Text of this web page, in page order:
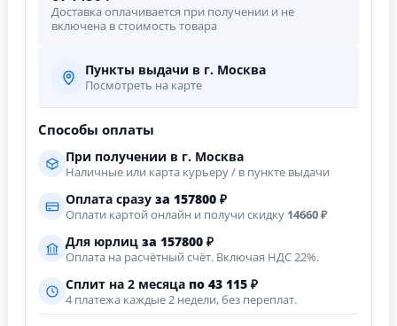
Доставка оплачивается при получении и не
включена в стоимость товара
Пункты выдачи в г. Москва
Посмотреть на карте
Способы оплаты
При получении в г. Москва
Наличные или карта курьеру / в пункте выдачи
Оплата сразу за 157800 ₽
Оплати картой онлайн и получи скидку 14660 ₽
Для юрлиц за 157800 ₽
Оплата на расчётный счёт. Включая НДС 22%.
Сплит на 2 месяца по 43 115 ₽
4 платежа каждые 2 недели, без переплат.